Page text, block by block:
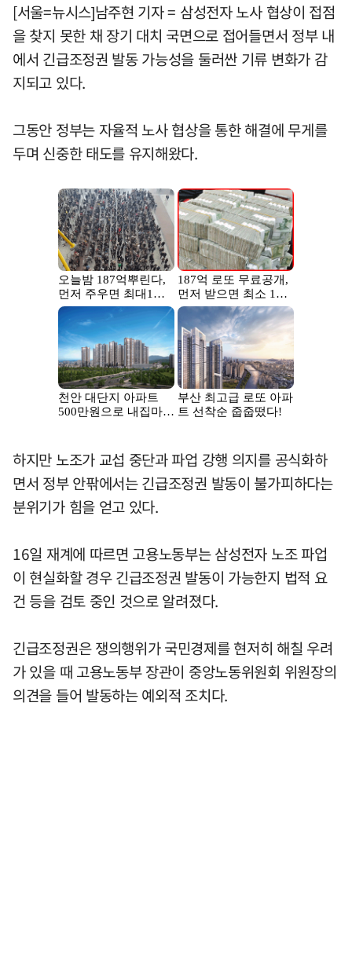
[서울=뉴시스]남주현 기자 = 삼성전자 노사 협상이 접점
을 찾지 못한 채 장기 대치 국면으로 접어들면서 정부 내
에서 긴급조정권 발동 가능성을 둘러싼 기류 변화가 감
지되고 있다.
그동안 정부는 자율적 노사 협상을 통한 해결에 무게를
두며 신중한 태도를 유지해왔다.
하지만 노조가 교섭 중단과 파업 강행 의지를 공식화하
면서 정부 안팎에서는 긴급조정권 발동이 불가피하다는
분위기가 힘을 얻고 있다.
16일 재계에 따르면 고용노동부는 삼성전자 노조 파업
이 현실화할 경우 긴급조정권 발동이 가능한지 법적 요
건 등을 검토 중인 것으로 알려졌다.
긴급조정권은 쟁의행위가 국민경제를 현저히 해칠 우려
가 있을 때 고용노동부 장관이 중앙노동위원회 위원장의
의견을 들어 발동하는 예외적 조치다.